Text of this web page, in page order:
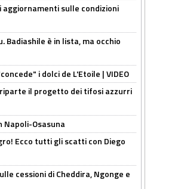
aggiornamenti sulle condizioni
Badiashile è in lista, ma occhio
i dolci de L'Etoile | VIDEO
riparte il progetto dei tifosi azzurri
Napoli-Osasuna
Ecco tutti gli scatti con Diego
cessioni di Cheddira, Ngonge e